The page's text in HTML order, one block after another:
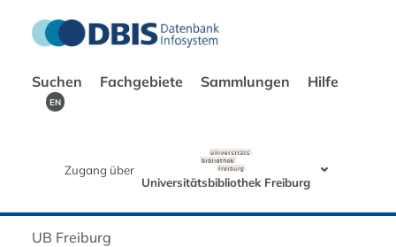
Suchen Fachgebiete Sammlungen Hilfe
EN
Zugang über
Universitätsbibliothek Freiburg
UB Freiburg